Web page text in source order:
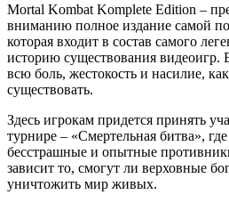
Mortal Kombat Komplete Edition –
вниманию полное издание самой
которая входит в состав самого
историю существования видеоигр.
всю боль, жестокость и насилие,
существовать.
Здесь игрокам придется принять
турнире – «Смертельная битва»,
бесстрашные и опытные
зависит то, смогут ли верховные
уничтожить мир живых.